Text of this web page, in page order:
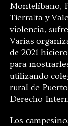
Montelíbano,
Tierralta y
violencia,
Varias
de 2021
para
utilizando
rural de
Derecho
Los